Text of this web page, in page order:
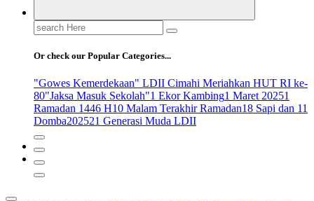
Search
for:
Or check our Popular Categories...
"Gowes Kemerdekaan" LDII Cimahi Meriahkan HUT RI ke-
80"Jaksa Masuk Sekolah"1 Ekor Kambing1 Maret 20251
Ramadan 1446 H10 Malam Terakhir Ramadan18 Sapi dan 11
Domba202521 Generasi Muda LDII